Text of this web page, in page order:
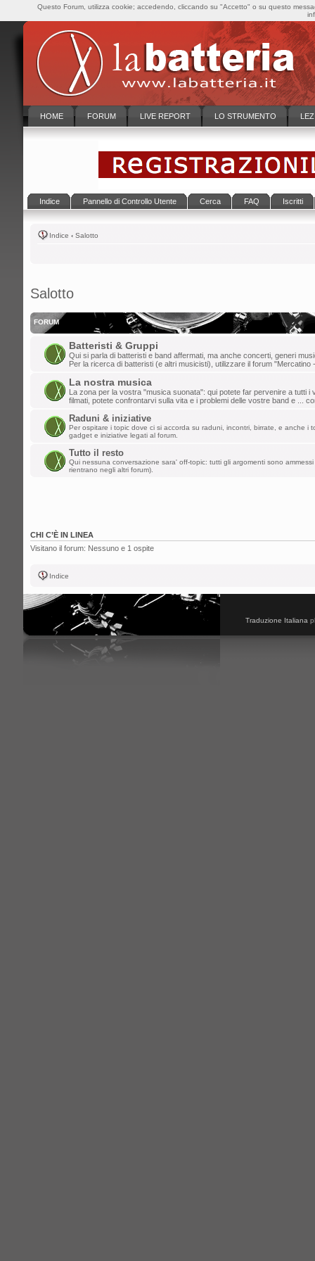
HOME FORUM LIVE REPORT LO STRUMENTO
Indice Pannello di Controllo Utente Cerca FAQ Iscritti
Indice ‹ Salotto
Salotto
FORUM
Batteristi & Gruppi
Qui si parla di batteristi e band affermati, ma anche concerti, generi
Per la ricerca di batteristi (e altri musicisti), utilizzare il forum "Mercatino
La nostra musica
La zona per la vostra "musica suonata": qui potete far pervenire a tutti i
filmati, potete confrontarvi sulla vita e i problemi delle vostre band e ...
Raduni & iniziative
Per ospitare i topic dove ci si accorda su raduni, incontri, birrate, e anche i
gadget e iniziative legati al forum.
Tutto il resto
Qui nessuna conversazione sara' off-topic: tutti gli argomenti sono
rientrano negli altri forum).
CHI C’È IN LINEA
Visitano il forum: Nessuno e 1 ospite
Indice
Traduzione Italiana
Questo Forum, utilizza cookie; accedendo, cliccando su "Accetto" o su questo